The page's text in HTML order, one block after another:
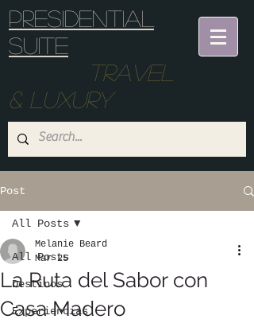
Presidential
suite
Travel
& Luxury
Post
All Posts
Destinos
Experiencias
All Posts
La Ruta del Sabor con
Casa Madero
Melanie Beard
Mar 25